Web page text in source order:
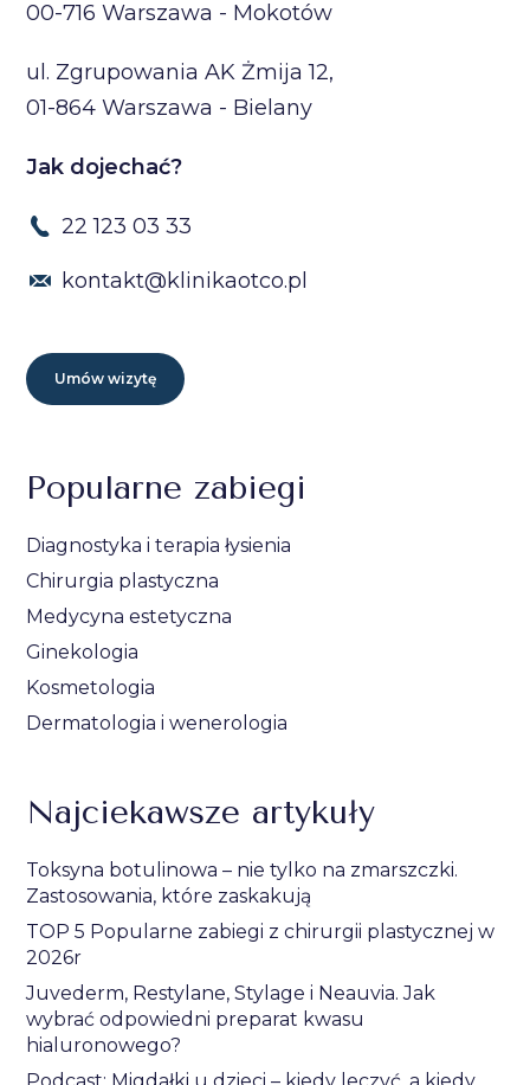
00-716 Warszawa - Mokotów
ul. Zgrupowania AK Żmija 12,
01-864 Warszawa - Bielany
Jak dojechać?
22 123 03 33
kontakt@klinikaotco.pl
Umów wizytę
Popularne zabiegi
Diagnostyka i terapia łysienia
Chirurgia plastyczna
Medycyna estetyczna
Ginekologia
Kosmetologia
Dermatologia i wenerologia
Najciekawsze artykuły
Toksyna botulinowa – nie tylko na zmarszczki.
Zastosowania, które zaskakują
TOP 5 Popularne zabiegi z chirurgii plastycznej w
2026r
Juvederm, Restylane, Stylage i Neauvia. Jak
wybrać odpowiedni preparat kwasu
hialuronowego?